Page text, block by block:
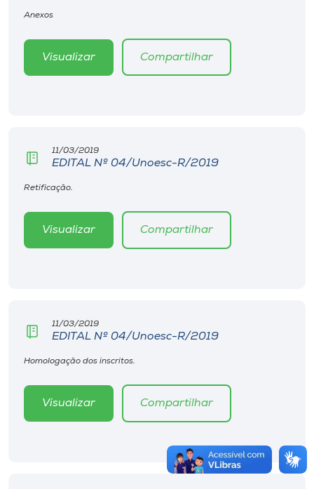
Anexos
Visualizar Compartilhar
11/03/2019
EDITAL Nº 04/Unoesc-R/2019
Retificação.
Visualizar Compartilhar
11/03/2019
EDITAL Nº 04/Unoesc-R/2019
Homologação dos inscritos.
Visualizar Compartilhar